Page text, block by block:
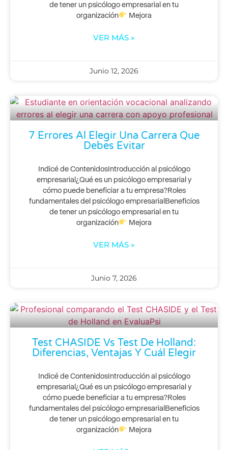
de tener un psicólogo empresarial en tu
organización
Mejora
VER MÁS »
Junio 12, 2026
7 Errores Al Elegir Una Carrera Que
Debes Evitar
Indicé de ContenidosIntroducción al psicólogo
empresarial¿Qué es un psicólogo empresarial y
cómo puede beneficiar a tu empresa?Roles
fundamentales del psicólogo empresarialBeneficios
de tener un psicólogo empresarial en tu
organización
Mejora
VER MÁS »
Junio 7, 2026
Test CHASIDE Vs Test De Holland:
Diferencias, Ventajas Y Cuál Elegir
Indicé de ContenidosIntroducción al psicólogo
empresarial¿Qué es un psicólogo empresarial y
cómo puede beneficiar a tu empresa?Roles
fundamentales del psicólogo empresarialBeneficios
de tener un psicólogo empresarial en tu
organización
Mejora